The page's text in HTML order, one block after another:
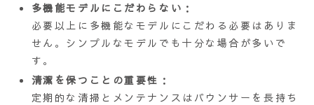
多機能モデルにこだわらない ：
必要以上に多機能なモデルにこだわる必要はありま
せん。シンプルなモデルでも十分な場合が多いで
す。
清潔を保つことの重要性 ：
定期的な清掃とメンテナンスはバウンサーを長持ち